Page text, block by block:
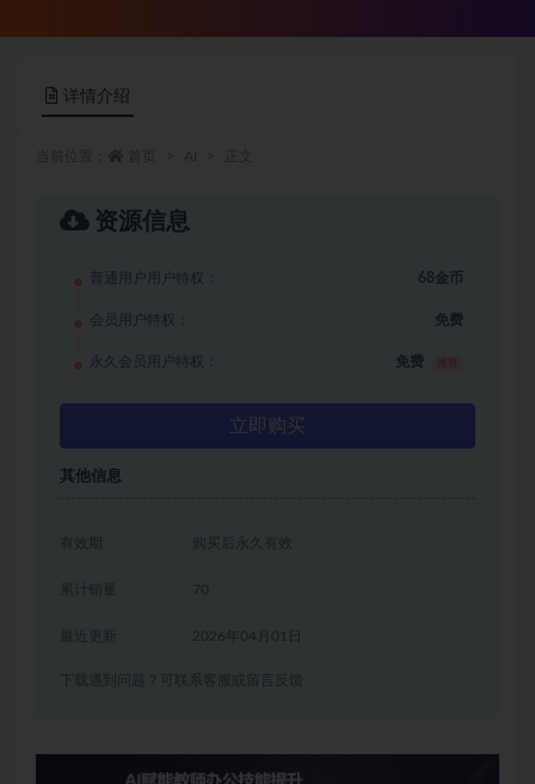
详情介绍
资源信息
普通用户用户特权： 68金币
会员用户特权： 免费
永久会员用户特权： 免费
立即购买
其他信息
有效期 购买后永久有效
累计销量 70
2026年04月01日
下载遇到问题？可联系客服或留言反馈